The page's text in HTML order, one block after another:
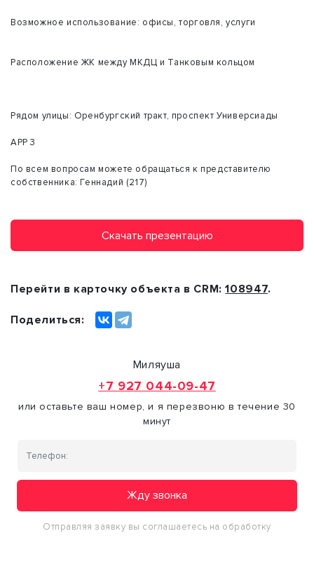
Возможное использование: офисы, торговля, услуги
Расположение ЖК между МКДЦ и Танковым кольцом
Рядом улицы: Оренбургский тракт, проспект Универсиады
АРР 3
По всем вопросам можете обращаться к представителю
собственника: Геннадий (217)
Скачать презентацию
Перейти в карточку объекта в CRM:108947.
Поделиться:
Миляуша
+7 927 044-09-47
или оставьте ваш номер, и я перезвоню в течение 30
минут
Жду звонка
Отправляя заявку вы соглашаетесь на обработку